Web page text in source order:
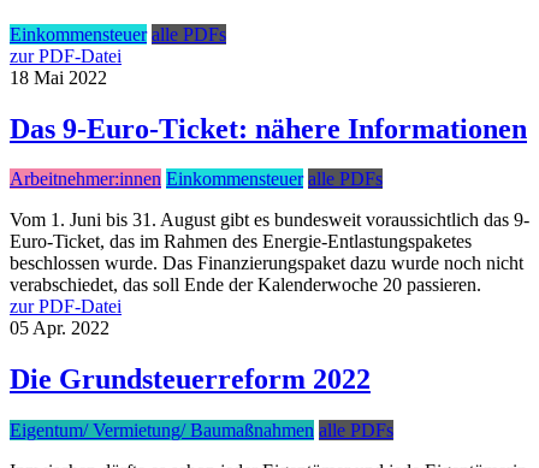
Einkommensteuer alle PDFs
zur PDF-Datei
18 Mai 2022
Das 9-Euro-Ticket: nähere Informationen
Arbeitnehmer:innen Einkommensteuer alle PDFs
Vom 1. Juni bis 31. August gibt es bundesweit voraussichtlich das 9-
Euro-Ticket, das im Rahmen des Energie-Entlastungspaketes
beschlossen wurde. Das Finanzierungspaket dazu wurde noch nicht
verabschiedet, das soll Ende der Kalenderwoche 20 passieren.
zur PDF-Datei
05Apr. 2022
Die Grundsteuerreform 2022
Eigentum/ Vermietung/ Baumaßnahmen alle PDFs